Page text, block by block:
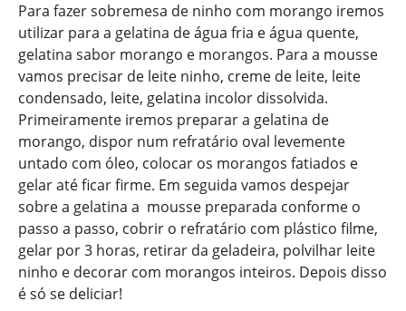
Para fazer sobremesa de ninho com morango iremos
utilizar para a gelatina de água fria e água quente,
gelatina sabor morango e morangos. Para a mousse
vamos precisar de leite ninho, creme de leite, leite
condensado, leite, gelatina incolor dissolvida.
Primeiramente iremos preparar a gelatina de
morango, dispor num refratário oval levemente
untado com óleo, colocar os morangos fatiados e
gelar até ficar firme. Em seguida vamos despejar
sobre a gelatina a mousse preparada conforme o
passo a passo, cobrir o refratário com plástico filme,
gelar por 3 horas, retirar da geladeira, polvilhar leite
ninho e decorar com morangos inteiros. Depois disso
é só se deliciar!